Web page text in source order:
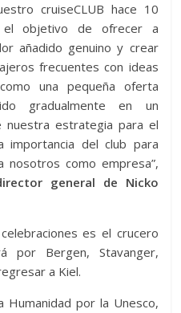
cruiseCLUB hace 10
el objetivo de ofrecer a
añadido genuino y crear
frecuentes con ideas
una pequeña oferta
gradualmente en un
nuestra estrategia para el
importancia del club para
nosotros como empresa”,
general de Nicko
es el crucero
por Bergen, Stavanger,
a Kiel.
Humanidad por la Unesco,